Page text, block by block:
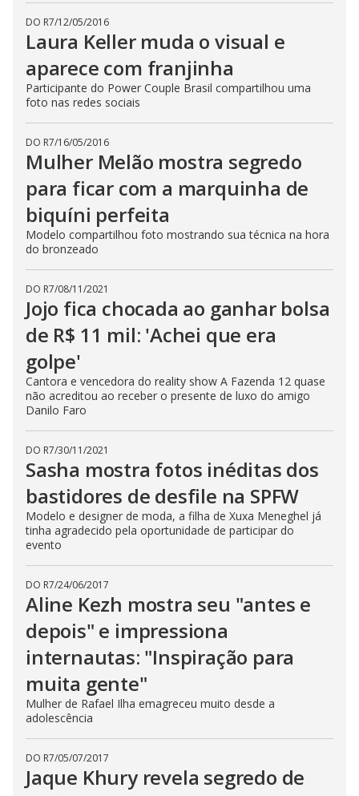
DO R7/12/05/2016
Laura Keller muda o visual e
aparece com franjinha
Participante do Power Couple Brasil compartilhou uma
foto nas redes sociais
DO R7/16/05/2016
Mulher Melão mostra segredo
para ficar com a marquinha de
biquíni perfeita
Modelo compartilhou foto mostrando sua técnica na hora
do bronzeado
DO R7/08/11/2021
Jojo fica chocada ao ganhar bolsa
de R$ 11 mil: 'Achei que era
golpe'
Cantora e vencedora do reality show A Fazenda 12 quase
não acreditou ao receber o presente de luxo do amigo
Danilo Faro
DO R7/30/11/2021
Sasha mostra fotos inéditas dos
bastidores de desfile na SPFW
Modelo e designer de moda, a filha de Xuxa Meneghel já
tinha agradecido pela oportunidade de participar do
evento
DO R7/24/06/2017
Aline Kezh mostra seu "antes e
depois" e impressiona
internautas: "Inspiração para
muita gente"
Mulher de Rafael Ilha emagreceu muito desde a
adolescência
DO R7/05/07/2017
Jaque Khury revela segredo de